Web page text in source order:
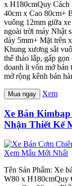
x H180cmQuy
40cm x Cao 80cm+
vuông 12mm giữa
ngoài trời máy Nhật
dày 5mm+ Mặt trên
Khung xương sắt
thể tháo lắp, gấp
doanh ít vốn mở bán
mở rộng kênh bán
Mua ngay Xem
Xe Bán
Nhận Thiết Kế
Tên Sản Phẩm: Xe
W80 x H180cmQuy